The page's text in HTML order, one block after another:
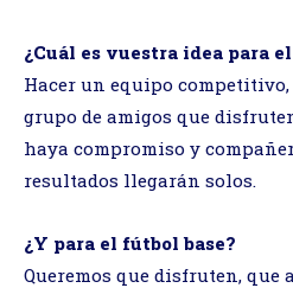
¿Cuál es vuestra idea para
Hacer un equipo competitivo,
grupo de amigos que
haya compromiso y
resultados llegarán solos.
¿Y para el fútbol base?
Queremos que disfruten, que